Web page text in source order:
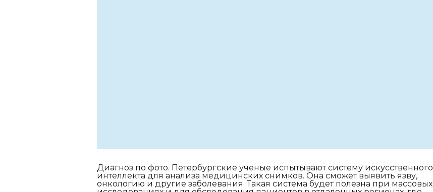
Диагноз по фото. Петербургские ученые испытывают систему искусственного
интеллекта для анализа медицинских снимков. Она сможет выявить язву,
онкологию и другие заболевания. Такая система будет полезна при массовых